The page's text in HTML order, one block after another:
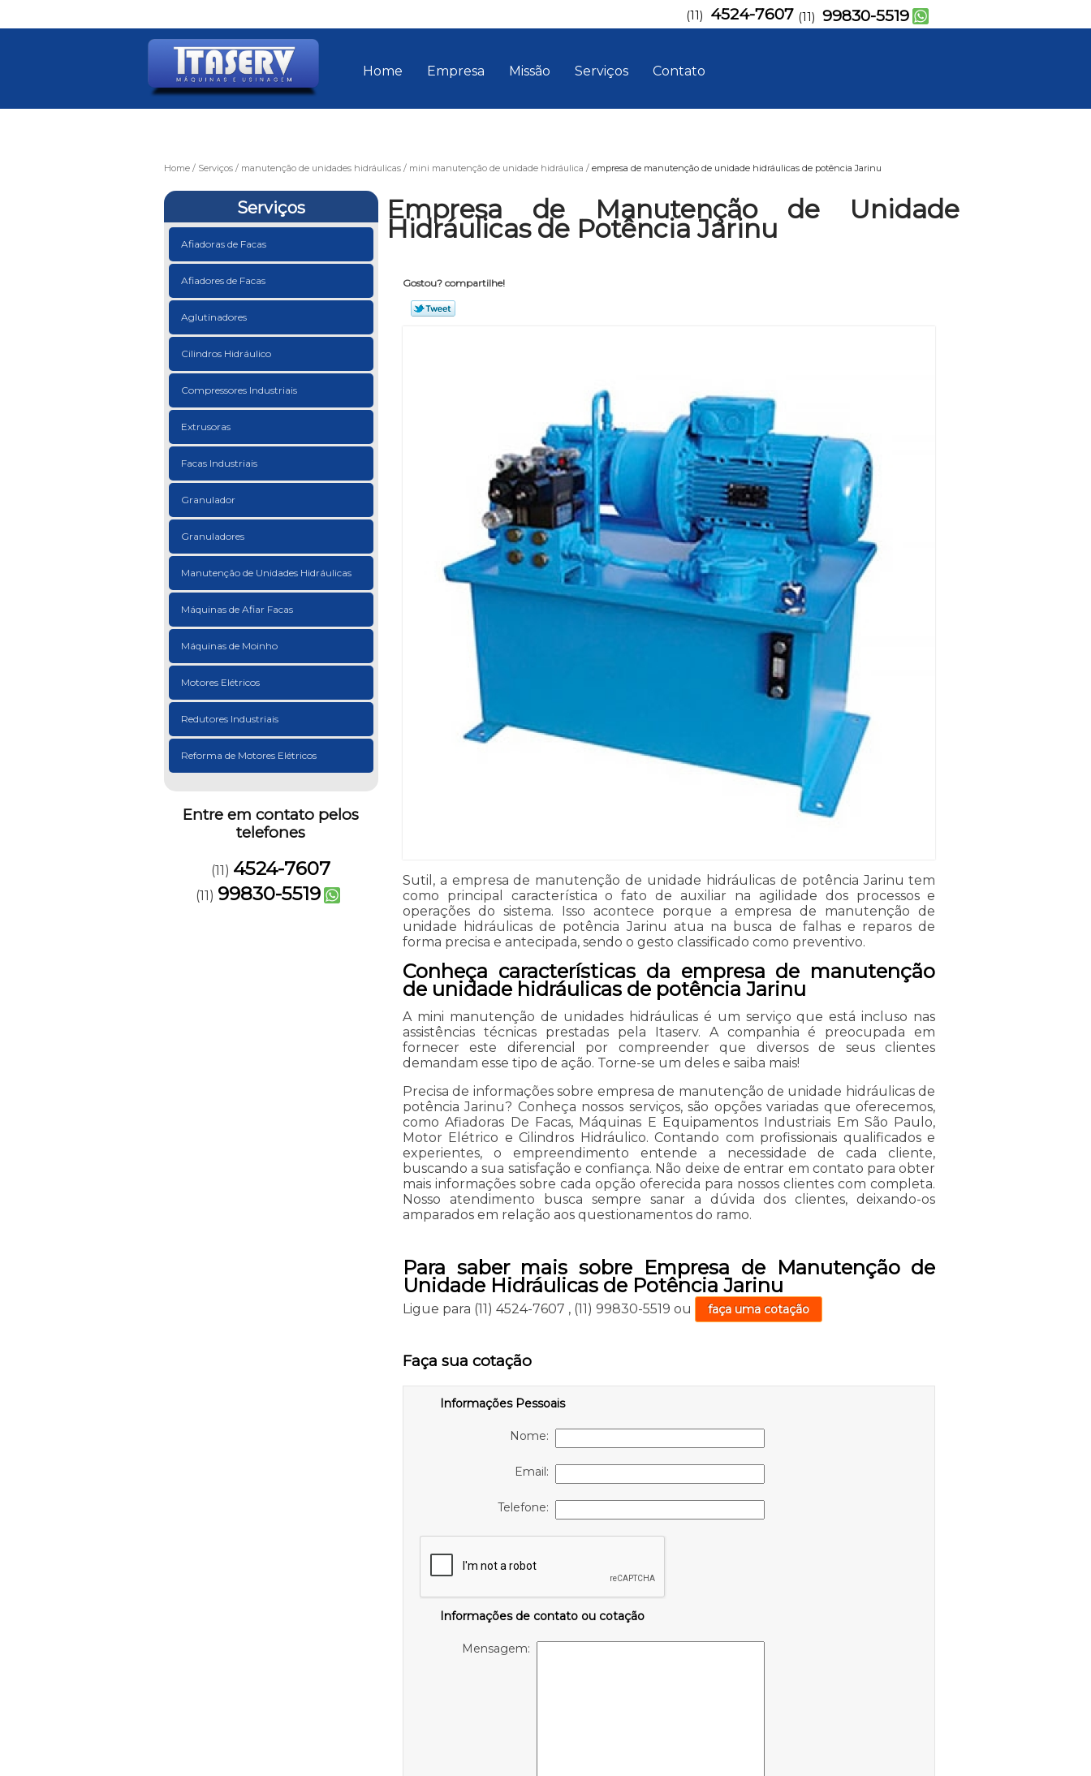
Home Empresa Missão Serviços Contato
(11) 4524-7607 (11) 99830-5519
Home Serviços manutenção de unidades hidráulicas mini manutenção de unidade hidráulica empresa de manutenção de unidade hidráulicas de potência Jarinu
Serviços
Afiadoras de Facas
Afiadores de Facas
Aglutinadores
Cilindros Hidráulico
Compressores Industriais
Extrusoras
Facas Industriais
Granulador
Granuladores
Manutenção de Unidades Hidráulicas
Máquinas de Afiar Facas
Máquinas de Moinho
Motores Elétricos
Redutores Industriais
Reforma de Motores Elétricos
Entre em contato pelos
telefones
(11) 4524-7607
(11) 99830-5519
Empresa de Manutenção de Unidade
Hidráulicas de Potência Jarinu
Gostou? compartilhe!
Sutil, a empresa de manutenção de unidade hidráulicas de potência Jarinu tem
como principal característica o fato de auxiliar na agilidade dos processos e
operações do sistema. Isso acontece porque a empresa de manutenção de
unidade hidráulicas de potência Jarinu atua na busca de falhas e reparos de
forma precisa e antecipada, sendo o gesto classificado como preventivo.
Conheça características da empresa de manutenção
de unidade hidráulicas de potência Jarinu
A mini manutenção de unidades hidráulicas é um serviço que está incluso nas
assistências técnicas prestadas pela Itaserv. A companhia é preocupada em
fornecer este diferencial por compreender que diversos de seus clientes
demandam esse tipo de ação. Torne-se um deles e saiba mais!
Precisa de informações sobre empresa de manutenção de unidade hidráulicas de
potência Jarinu? Conheça nossos serviços, são opções variadas que oferecemos,
como Afiadoras De Facas, Máquinas E Equipamentos Industriais Em São Paulo,
Motor Elétrico e Cilindros Hidráulico. Contando com profissionais qualificados e
experientes, o empreendimento entende a necessidade de cada cliente,
buscando a sua satisfação e confiança. Não deixe de entrar em contato para obter
mais informações sobre cada opção oferecida para nossos clientes com completa.
Nosso atendimento busca sempre sanar a dúvida dos clientes, deixando-os
amparados em relação aos questionamentos do ramo.
Para saber mais sobre Empresa de Manutenção de
Unidade Hidráulicas de Potência Jarinu
Ligue para (11) 4524-7607 , (11) 99830-5519 ou faça uma cotação
Faça sua cotação
Informações Pessoais
Nome:
Email:
Telefone:
Informações de contato ou cotação
Mensagem: